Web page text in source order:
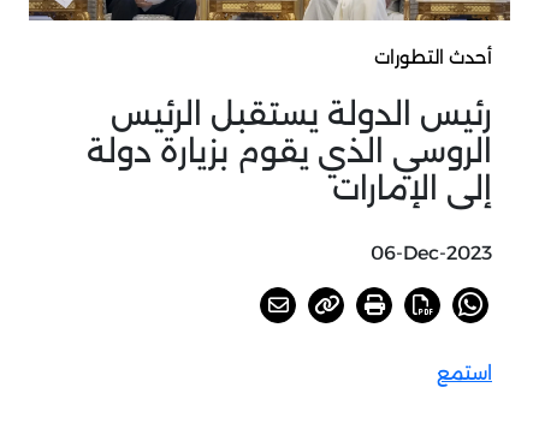
أحدث التطورات
رئيس الدولة يستقبل الرئيس
الروسي الذي يقوم بزيارة دولة
إلى الإمارات
06-Dec-2023
استمع